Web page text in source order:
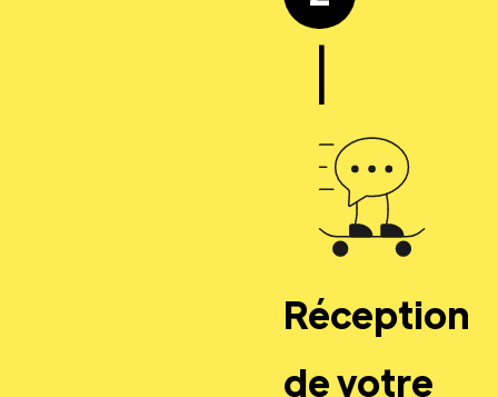
|
Réception
de votre